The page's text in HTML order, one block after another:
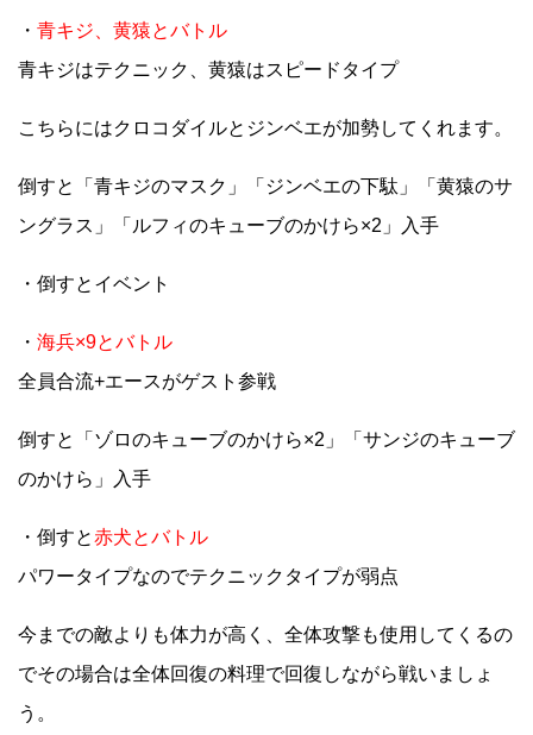
・ 青キジ、黄猿とバトル
青キジはテクニック、黄猿はスピードタイプ
こちらにはクロコダイルとジンベエが加勢してくれます。
倒すと「青キジのマスク」「ジンベエの下駄」「黄猿のサ
ングラス」「ルフィのキューブのかけら×2」入手
・倒すとイベント
・ 海兵×9とバトル
全員合流+エースがゲスト参戦
倒すと「ゾロのキューブのかけら×2」「サンジのキューブ
のかけら」入手
・倒すと赤犬とバトル
パワータイプなのでテクニックタイプが弱点
今までの敵よりも体力が高く、全体攻撃も使用してくるの
でその場合は全体回復の料理で回復しながら戦いましょ
う。